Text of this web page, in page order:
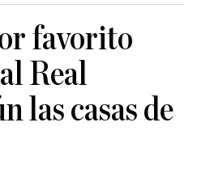
favorito
Real
las casas de